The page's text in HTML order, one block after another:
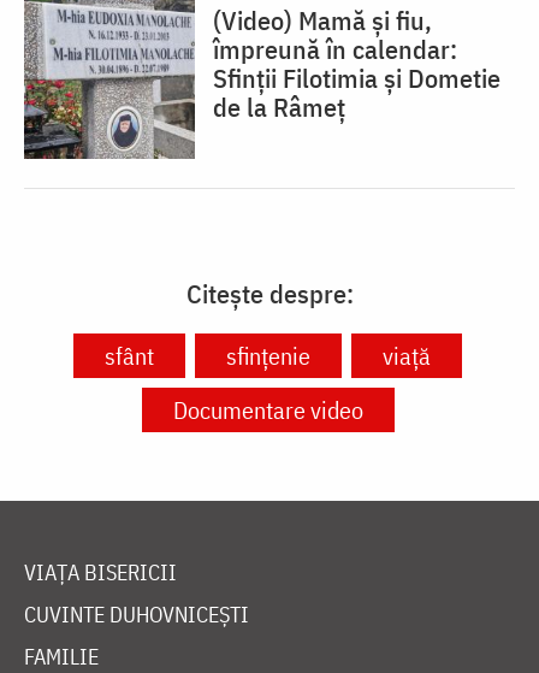
(Video) Mamă și fiu,
împreună în calendar:
Sfinții Filotimia și Dometie
de la Râmeț
Citește despre:
sfânt sfințenie
viață
Documentare video
VIAȚA BISERICII
CUVINTE DUHOVNICEȘTI
FAMILIE